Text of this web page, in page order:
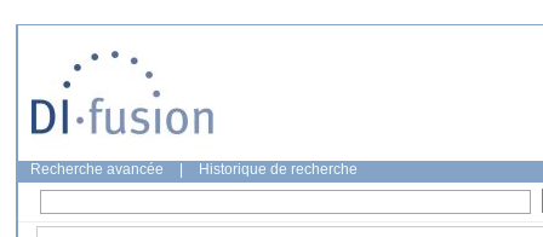
Recherche avancée Historique de recherche